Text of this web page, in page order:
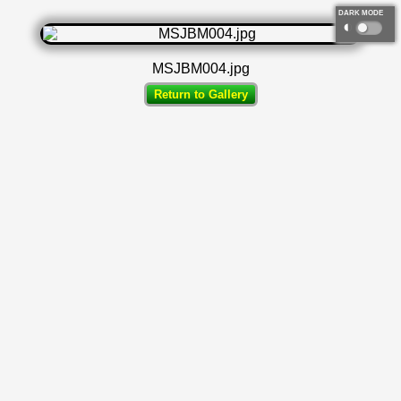
DARK MODE
◐
MSJBM004.jpg
Return to Gallery